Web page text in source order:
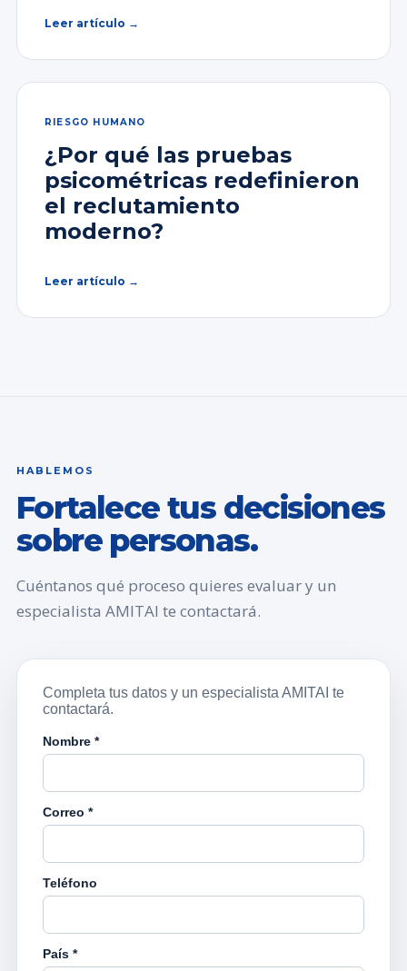
Leer artículo →
RIESGO HUMANO
¿Por qué las pruebas
psicométricas redefinieron
el reclutamiento
moderno?
Leer artículo →
HABLEMOS
Fortalece tus decisiones
sobre personas.
Cuéntanos qué proceso quieres evaluar y un
especialista AMITAI te contactará.